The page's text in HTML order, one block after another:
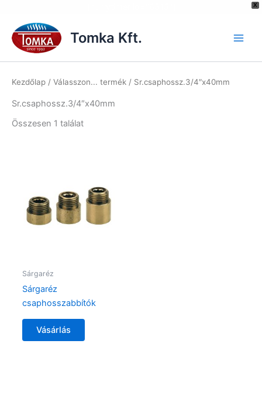
X
content
Tomka Kft.
Kezdőlap / Válasszon... termék / Sr.csaphossz.3/4″x40mm
Sr.csaphossz.3/4″x40mm
Összesen 1 találat
Sárgaréz
Sárgaréz
csaphosszabbítók
Vásárlás